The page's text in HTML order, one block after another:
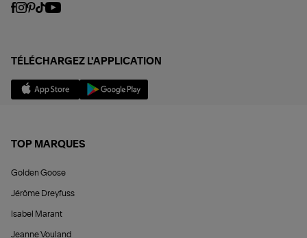
TÉLÉCHARGEZ L'APPLICATION
TOP MARQUES
Golden Goose
Jérôme Dreyfuss
Isabel Marant
Jeanne Vouland